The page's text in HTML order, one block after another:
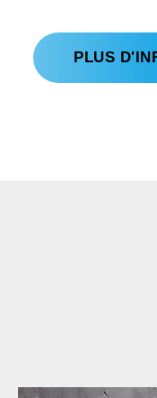
PLUS